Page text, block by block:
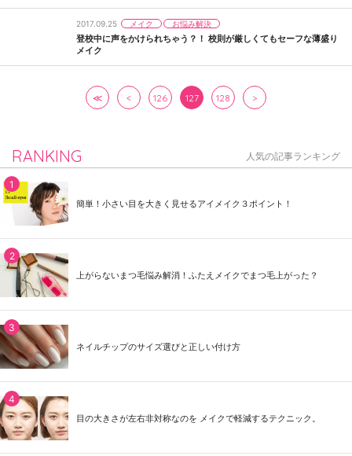
2017.09.25 メイク お悩み解決
登校中に声をかけられちゃう？！ 校則が厳しくてもセーフな薄盛り
メイク
≪ < 126 127 128 >
RANKING 人気の記事ランキング
簡単！小さい目を大きく見せるアイメイク３ポイント！
上がらないまつ毛悩み解消！ふたえメイクでまつ毛上がった？
ネイルチップのサイズ選びと正しい付け方
目の大きさが左右非対称なのを メイクで軽減するテクニック。